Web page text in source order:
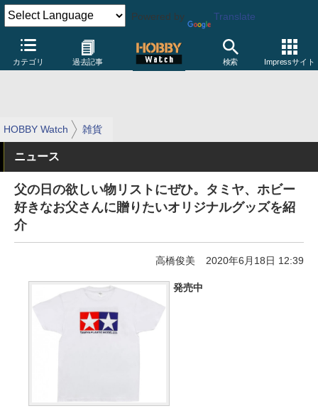
Powered by Translate
カテゴリ 過去記事 検索 Impressサイト
HOBBY Watch 雑貨
ニュース
父の日の欲しい物リストにぜひ。タミヤ、ホビー
好きなお父さんに贈りたいオリジナルグッズを紹
介
高橋俊美 2020年6月18日 12:39
発売中